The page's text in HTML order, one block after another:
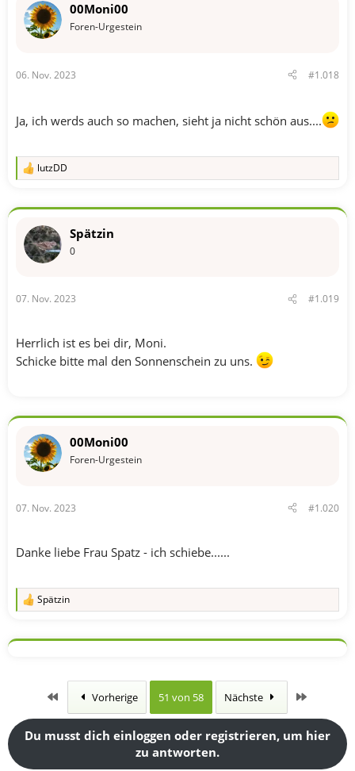
00Moni00
Foren-Urgestein
06. Nov. 2023 #1.018
Ja, ich werds auch so machen, sieht ja nicht schön aus....
R
k
o
:
lutzDD
Spätzin
0
07. Nov. 2023 #1.019
Herrlich ist es bei dir, Moni.
Schicke bitte mal den Sonnenschein zu uns.
00Moni00
Foren-Urgestein
07. Nov. 2023 #1.020
Danke liebe Frau Spatz - ich schiebe......
R
k
n
Spätzin
Erste Vorherige 51 von 58 Nächste
Du musst dich einloggen oder registrieren, um hier
zu antworten.